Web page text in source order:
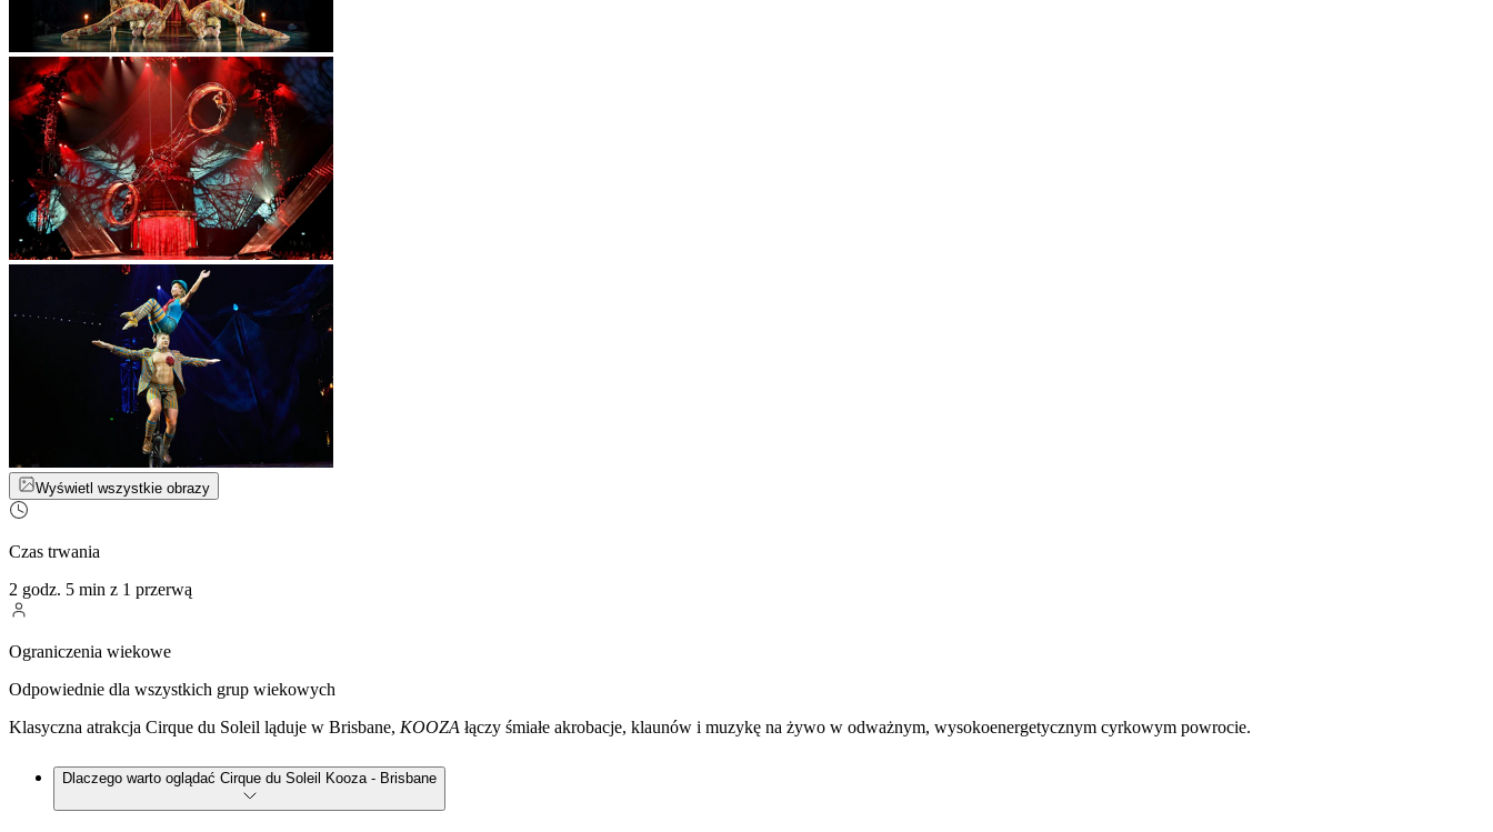
Wyświetl wszystkie obrazy
Czas trwania
2 godz. 5 min z 1 przerwą
Ograniczenia wiekowe
Odpowiednie dla wszystkich grup wiekowych
Klasyczna atrakcja Cirque du Soleil ląduje w Brisbane, KOOZA łączy śmiałe akrobacje, klaunów i muzykę na żywo w odważnym, wysokoenergetycznym cyrkowym powrocie.
Dlaczego warto oglądać Cirque du Soleil Kooza - Brisbane